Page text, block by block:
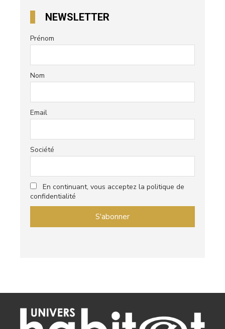
NEWSLETTER
Prénom
Nom
Email
Société
En continuant, vous acceptez la politique de
confidentialité